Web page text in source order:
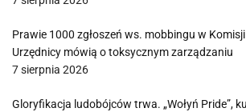
Prawie 1000 zgłoszeń ws. mobbingu w
Urzędnicy mówią o toksycznym zarządzaniu
7 sierpnia 2026
Gloryfikacja ludobójców trwa. „Wołyń Pride”,